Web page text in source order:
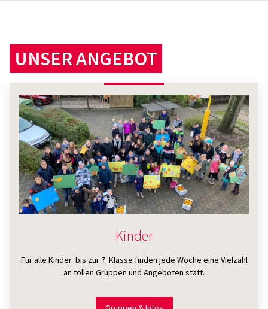
UNSER ANGEBOT
Kinder
Für alle Kinder bis zur 7. Klasse finden jede Woche eine Vielzahl
an tollen Gruppen und Angeboten statt.